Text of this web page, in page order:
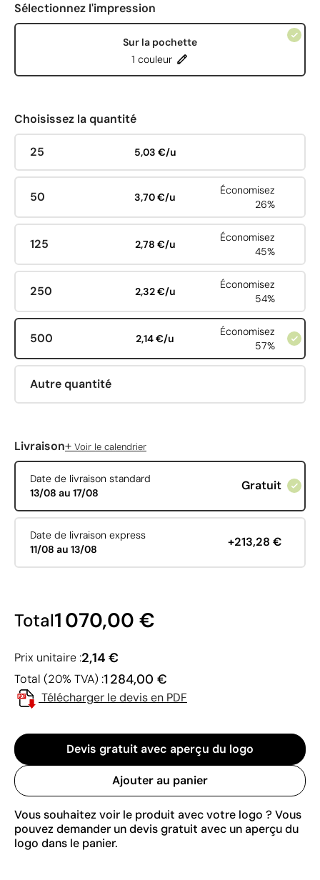
Sélectionnez l'impression
Sur la pochette
1 couleur
Choisissez la quantité
25 5,03 €/u
50 3,70 €/u
Économisez
26%
125 2,78 €/u
Économisez
45%
250 2,32 €/u
Économisez
54%
500 2,14 €/u
Économisez
57%
Autre quantité
Livraison+ Voir le calendrier
Date de livraison standard
13/08 au 17/08
Gratuit
Date de livraison express
11/08 au 13/08
+213,28 €
Total1 070,00 €
Prix unitaire :2,14 €
Total (20% TVA) :1 284,00 €
Télécharger le devis en PDF
Devis gratuit avec aperçu du logo
Ajouter au panier
Vous souhaitez voir le produit avec votre logo ? Vous
pouvez demander un devis gratuit avec un aperçu du
logo dans le panier.